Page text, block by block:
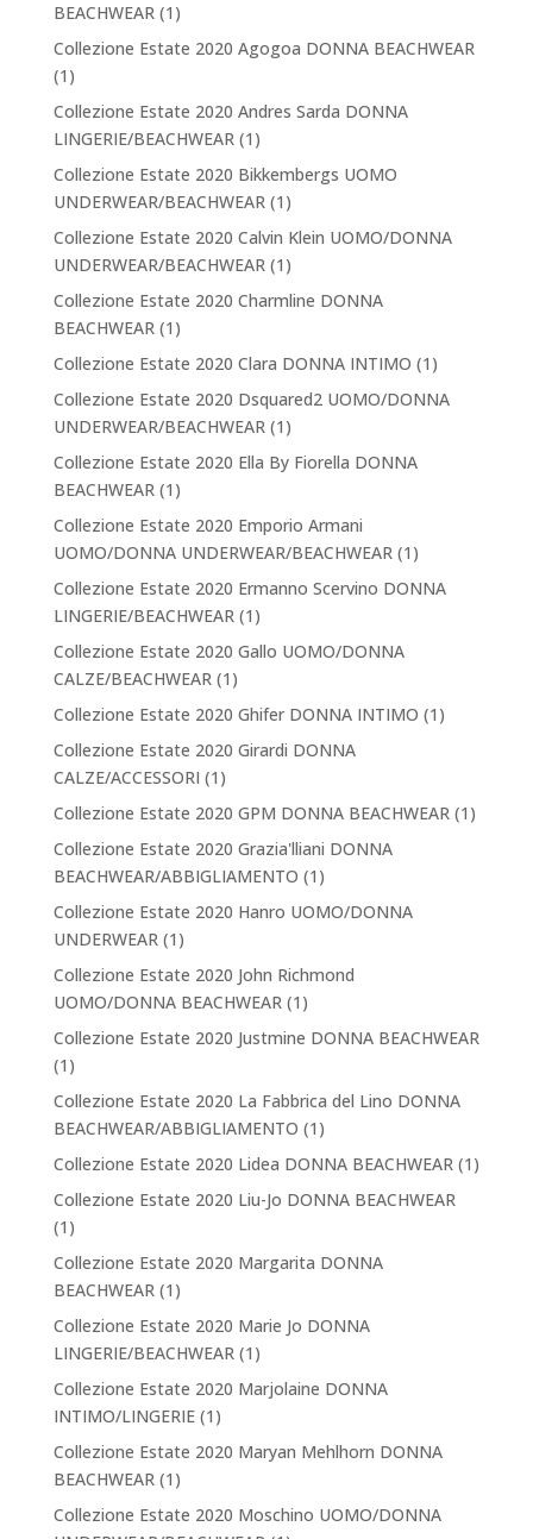
BEACHWEAR(1)
Collezione Estate 2020 Agogoa DONNA BEACHWEAR
(1)
Collezione Estate 2020 Andres Sarda DONNA
LINGERIE/BEACHWEAR(1)
Collezione Estate 2020 Bikkembergs UOMO
UNDERWEAR/BEACHWEAR(1)
Collezione Estate 2020 Calvin Klein UOMO/DONNA
UNDERWEAR/BEACHWEAR(1)
Collezione Estate 2020 Charmline DONNA
BEACHWEAR(1)
Collezione Estate 2020 Clara DONNA INTIMO (1)
Collezione Estate 2020 Dsquared2 UOMO/DONNA
UNDERWEAR/BEACHWEAR(1)
Collezione Estate 2020 Ella By Fiorella DONNA
BEACHWEAR(1)
Collezione Estate 2020 Emporio Armani
UOMO/DONNA UNDERWEAR/BEACHWEAR(1)
Collezione Estate 2020 Ermanno Scervino DONNA
LINGERIE/BEACHWEAR(1)
Collezione Estate 2020 Gallo UOMO/DONNA
CALZE/BEACHWEAR(1)
Collezione Estate 2020 Ghifer DONNA INTIMO (1)
Collezione Estate 2020 Girardi DONNA
CALZE/ACCESSORI (1)
Collezione Estate 2020 GPM DONNA BEACHWEAR(1)
Collezione Estate 2020 Grazia'lliani DONNA
BEACHWEAR/ABBIGLIAMENTO (1)
Collezione Estate 2020 Hanro UOMO/DONNA
UNDERWEAR(1)
Collezione Estate 2020 John Richmond
UOMO/DONNA BEACHWEAR(1)
Collezione Estate 2020 Justmine DONNA BEACHWEAR
(1)
Collezione Estate 2020 La Fabbrica del Lino DONNA
BEACHWEAR/ABBIGLIAMENTO (1)
Collezione Estate 2020 Lidea DONNA BEACHWEAR(1)
Collezione Estate 2020 Liu-Jo DONNA BEACHWEAR
(1)
Collezione Estate 2020 Margarita DONNA
BEACHWEAR(1)
Collezione Estate 2020 Marie Jo DONNA
LINGERIE/BEACHWEAR(1)
Collezione Estate 2020 Marjolaine DONNA
INTIMO/LINGERIE(1)
Collezione Estate 2020 Maryan Mehlhorn DONNA
BEACHWEAR(1)
Collezione Estate 2020 Moschino UOMO/DONNA